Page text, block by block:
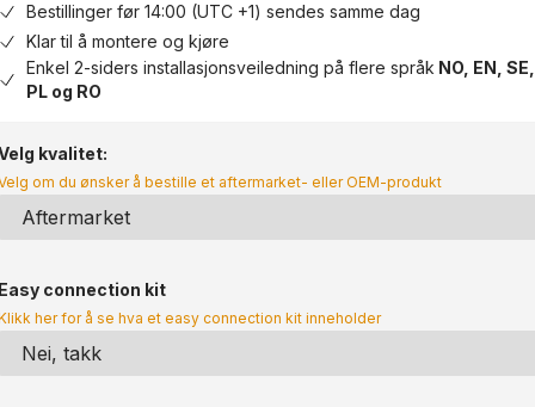
Bestillinger før 14:00 (UTC +1) sendes samme dag
Klar til å montere og kjøre
Enkel 2-siders installasjonsveiledning på flere språk NO, EN,
PL og RO
kvalitet:
om du ønsker å bestille et aftermarket- eller OEM-produkt
Easy connection kit
her for å se hva et easy connection kit inneholder